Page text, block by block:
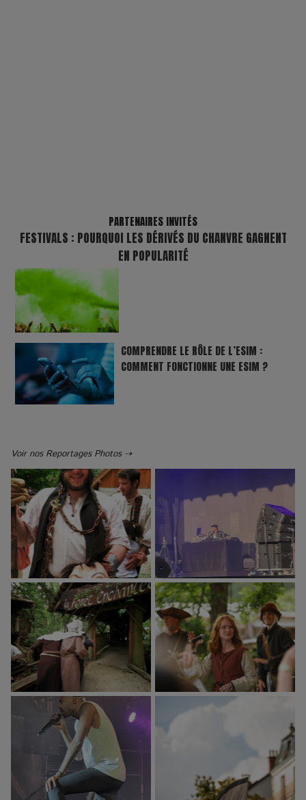
PARTENAIRES INVITÉS
FESTIVALS : POURQUOI LES DÉRIVÉS DU CHANVRE GAGNENT
EN POPULARITÉ
COMPRENDRE LE RÔLE DE L’ESIM :
COMMENT FONCTIONNE UNE ESIM ?
Voir nos Reportages Photos ⇢